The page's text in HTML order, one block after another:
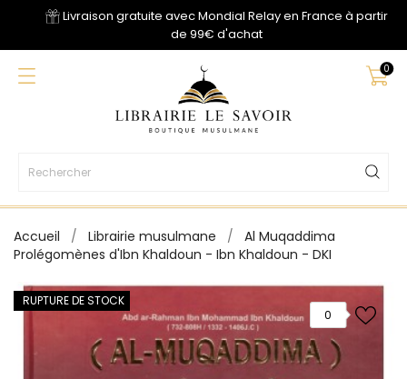
Livraison gratuite avec Mondial Relay en France à partir
de 99€ d'achat
0
Accueil Librairie musulmane
Al Muqaddima
Prolégomènes d'Ibn Khaldoun - Ibn Khaldoun - DKI
0
RUPTURE DE STOCK